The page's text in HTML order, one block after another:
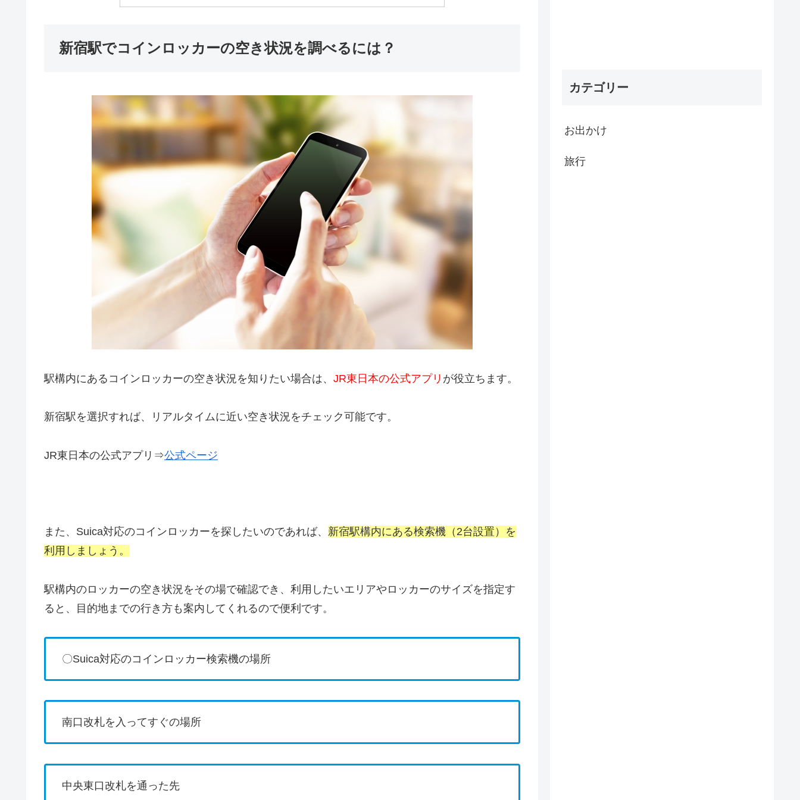
新宿駅でコインロッカーの空き状況を調べるには？
駅構内にあるコインロッカーの空き状況を知りたい場合は、 JR東日本の公式アプリ が役立ちます。
新宿駅を選択すれば、リアルタイムに近い空き状況をチェック可能です。
JR東日本の公式アプリ⇒公式ページ
また、Suica対応のコインロッカーを探したいのであれば、 新宿駅構内にある検索機（2台設置）を
利用しましょう。
駅構内のロッカーの空き状況をその場で確認でき、利用したいエリアやロッカーのサイズを指定す
ると、目的地までの行き方も案内してくれるので便利です。
〇Suica対応のコインロッカー検索機の場所
南口改札を入ってすぐの場所
中央東口改札を通った先
カテゴリー
お出かけ
旅行